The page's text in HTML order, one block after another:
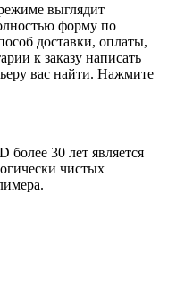
выглядит
форму по
доставки, оплаты,
к заказу написать
вас найти. Нажмите
30 лет является
чистых